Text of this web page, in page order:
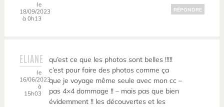
le
18/09/2023
à 0h13
RÉPONDRE
ELIANE
le
16/06/2023
à
15h03
qu’est ce que les photos sont belles !!!!!
c’est pour faire des photos comme ça
que je voyage même seule avec mon cc –
pas 4×4 dommage !! – mais pas que bien
évidemment !! les découvertes et les